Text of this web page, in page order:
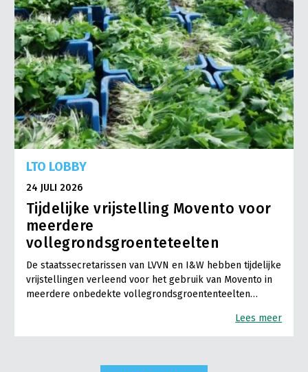
LTO LOBBY
24 JULI 2026
Tijdelijke vrijstelling Movento voor
meerdere
vollegrondsgroenteteelten
De staatssecretarissen van LVVN en I&W hebben tijdelijke
vrijstellingen verleend voor het gebruik van Movento in
meerdere onbedekte vollegrondsgroententeelten…
Lees meer